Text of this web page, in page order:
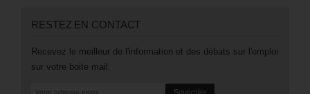
RESTEZ EN CONTACT
Recevez le meilleur de l'information et des débats sur l'emploi
sur votre boite mail.